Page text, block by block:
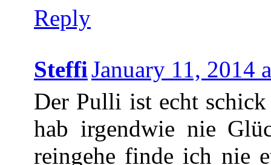
Reply
SteffiJanuary 11, 2014
Der Pulli ist echt
hab irgendwie nie
reingehe finde ich nie